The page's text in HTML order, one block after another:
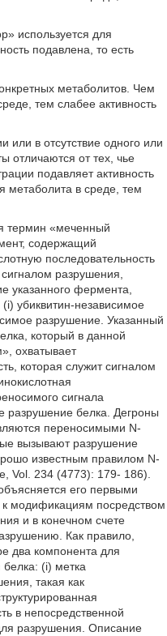
используется для
подавлена, то есть
метаболитов. Чем
тем слабее активность
или в отсутствие одного или
отличаются от тех, чье
подавляет активность
метаболита в среде, тем
термин «меченный
содержащий
последовательность
разрушения,
указанного фермента,
убиквитин-независимое
разрушение. Указанный
который в данной
охватывает
которая служит сигналом
сигнала
разрушение белка. Дегроны
переносимыми N-
вызывают разрушение
известным правилом N-
Vol. 234 (4773): 179- 186).
его первыми
модификациям посредством
и в конечном счете
Как правило,
два компонента для
(i) метка
такая как
в непосредственной
разрушения. Описание